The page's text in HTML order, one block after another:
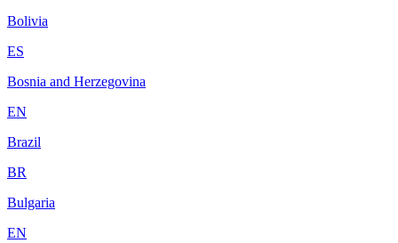
Bolivia
ES
Bosnia and Herzegovina
EN
Brazil
BR
Bulgaria
EN